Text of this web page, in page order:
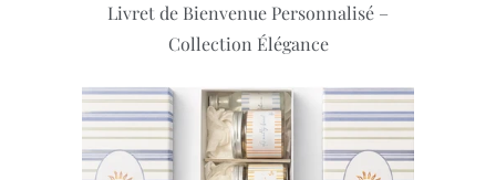
Livret de Bienvenue Personnalisé –
Collection Élégance